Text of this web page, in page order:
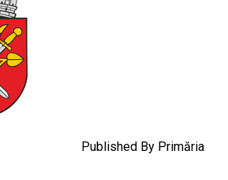
Published By Primăria